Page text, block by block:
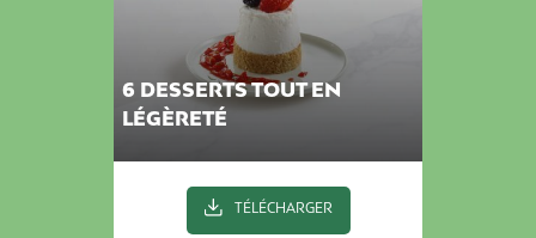
6 DESSERTS TOUT EN
LÉGÈRETÉ
TÉLÉCHARGER